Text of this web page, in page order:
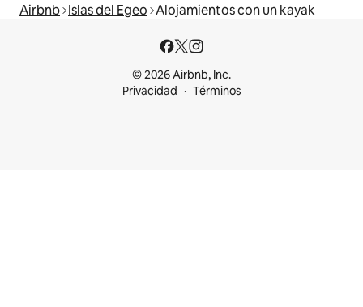
Airbnb Islas del Egeo Alojamientos con un kayak
© 2026 Airbnb, Inc.
Privacidad
Términos